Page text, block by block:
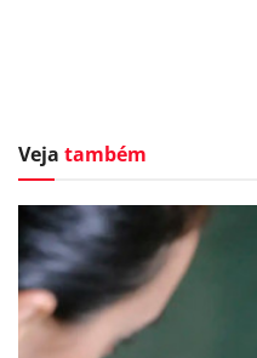
Veja também